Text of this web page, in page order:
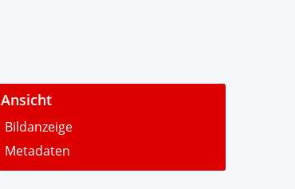
Ansicht
Bildanzeige
Metadaten